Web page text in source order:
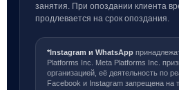
занятия. При опоздании клиента
продлевается на срок опоздания.
*Instagram и WhatsApp
Platforms Inc. Meta Platforms Inc.
организацией, её деятельность по
Facebook и Instagram запрещена на